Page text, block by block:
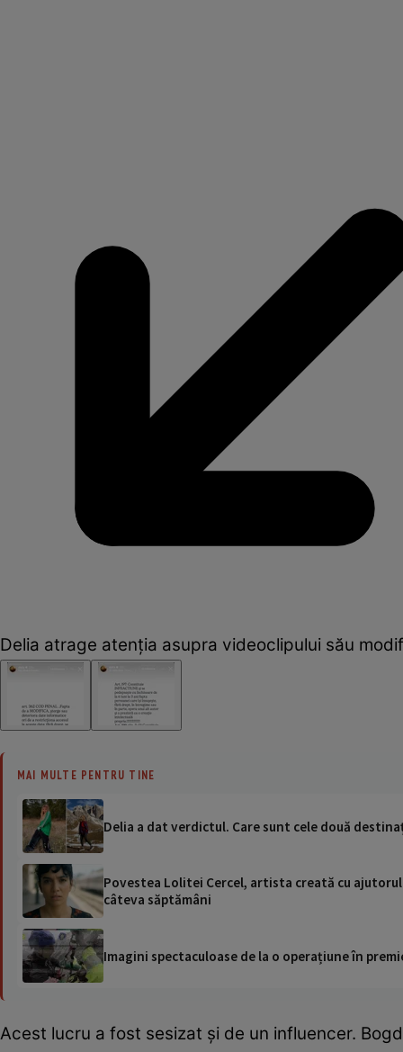
Delia atrage atenția asupra videoclipului său
MAI MULTE PENTRU TINE
Delia a dat verdictul. Care sunt cele două
Povestea Lolitei Cercel, artista creată cu
câteva săptămâni
Imagini spectaculoase de la o operațiune în
Acest lucru a fost sesizat și de un influencer.